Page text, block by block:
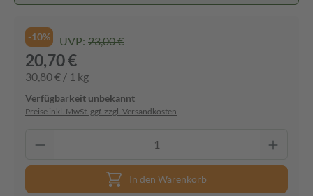
-10% UVP: 23,00 €
20,70 €
30,80 € / 1 kg
Verfügbarkeit unbekannt
Preise inkl. MwSt. ggf. zzgl. Versandkosten
In den Warenkorb